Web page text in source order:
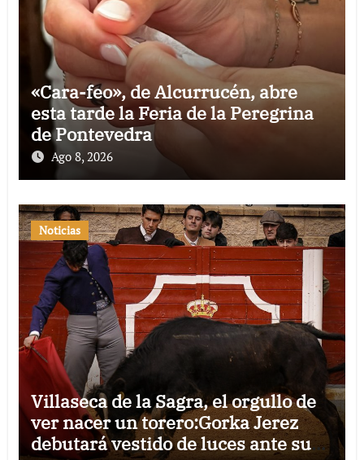
«Cara-feo», de Alcurrucén, abre
esta tarde la Feria de la Peregrina
de Pontevedra
Ago 8, 2026
Noticias
Villaseca de la Sagra, el orgullo de
ver nacer un torero:Gorka Jerez
debutará vestido de luces ante su